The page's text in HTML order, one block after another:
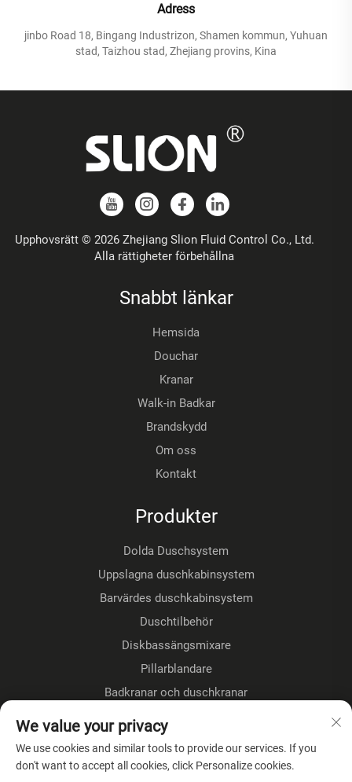
Adress
jinbo Road 18, Bingang Industrizon, Shamen kommun, Yuhuan
stad, Taizhou stad, Zhejiang provins, Kina
Upphovsrätt © 2026 Zhejiang Slion Fluid Control Co., Ltd.
Alla rättigheter förbehållna
Snabbt länkar
Hemsida
Douchar
Kranar
Walk-in Badkar
Brandskydd
Om oss
Kontakt
Produkter
Dolda Duschsystem
Uppslagna duschkabinsystem
Barvärdes duschkabinsystem
Duschtilbehör
Diskbassängsmixare
Pillarblandare
Badkranar och duschkranar
Golvmonterade kranar
Kökshanare
We value your privacy
We use cookies and similar tools to provide our services. If you
don't want to accept all cookies, click Personalize cookies.